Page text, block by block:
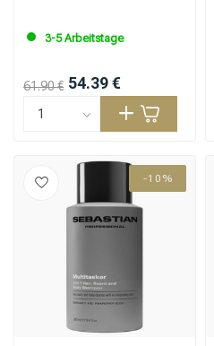
Stylingprodukte
3-5 Arbeitstage
61.90 € 54.39 €
-10%